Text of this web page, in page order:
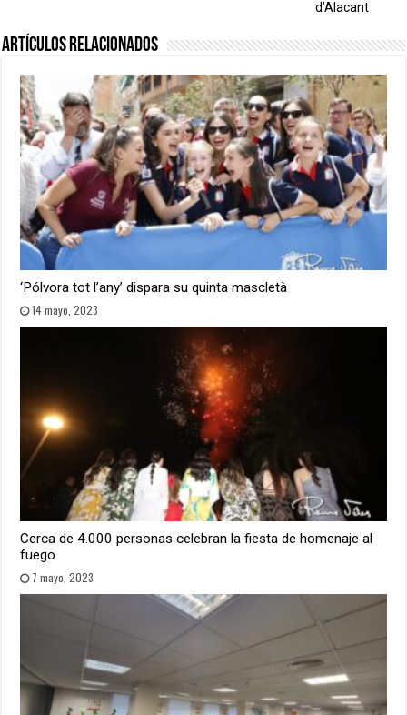
d’Alacant
Artículos relacionados
‘Pólvora tot l’any’ dispara su quinta mascletà
14 mayo, 2023
Cerca de 4.000 personas celebran la fiesta de homenaje al
fuego
7 mayo, 2023